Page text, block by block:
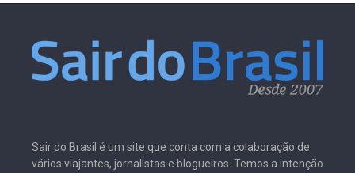
Sair do Brasil é um site que conta com a colaboração de
vários viajantes, jornalistas e blogueiros. Temos a intenção